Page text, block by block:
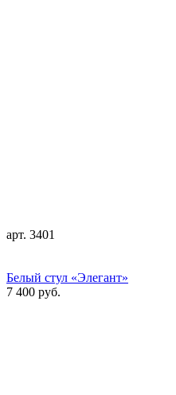
арт. 3401
Белый стул «Элегант»
7 400 руб.